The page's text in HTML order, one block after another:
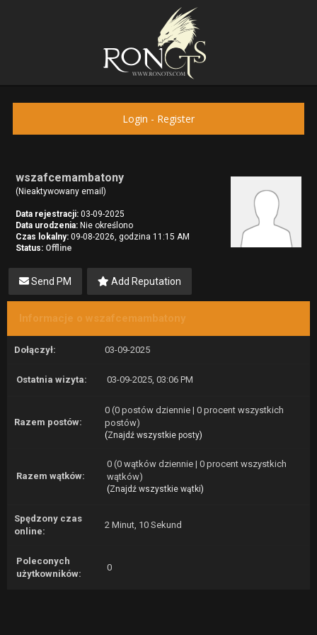
Login - Register
wszafcemambatony
(Nieaktywowany email)
Data rejestracji: 03-09-2025
Data urodzenia: Nie określono
Czas lokalny: 09-08-2026, godzina 11:15 AM
Status: Offline
Send PM Add Reputation
Informacje o wszafcemambatony
Dołączył: 03-09-2025
Ostatnia wizyta: 03-09-2025, 03:06 PM
Razem postów:
0 (0 postów dziennie | 0 procent wszystkich
postów)
(Znajdź wszystkie posty)
Razem wątków:
0 (0 wątków dziennie | 0 procent wszystkich
wątków)
(Znajdź wszystkie wątki)
Spędzony czas
online:
2 Minut, 10 Sekund
Poleconych
użytkowników:
0